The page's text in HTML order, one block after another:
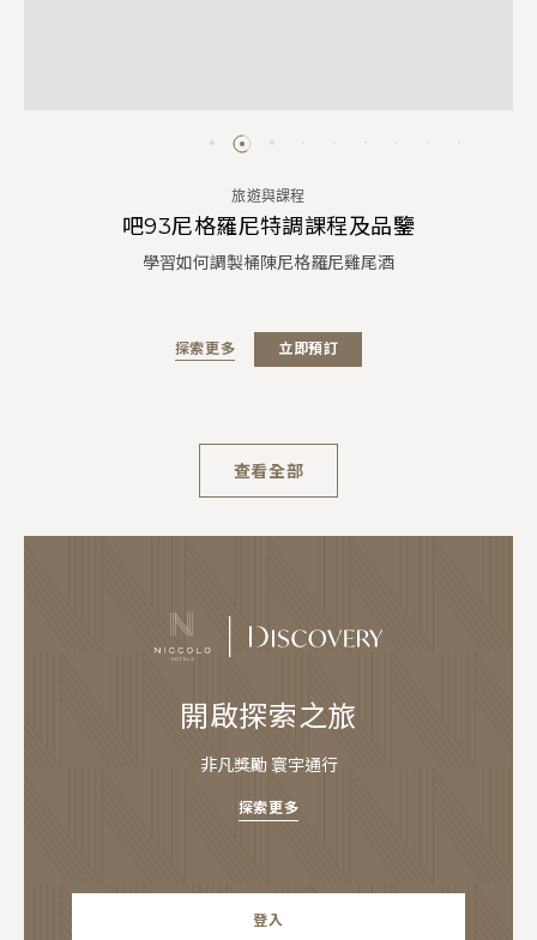
旅遊與課程
吧93尼格羅尼特調課程及品鑒
學習如何調製桶陳尼格羅尼雞尾酒
探索更多 立即預訂
查看全部
開啟探索之旅
非凡獎勵 寰宇通行
探索更多
登入